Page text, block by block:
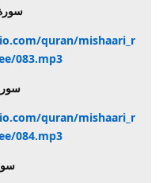
quran/mishaari_r
083.mp3
quran/mishaari_r
084.mp3